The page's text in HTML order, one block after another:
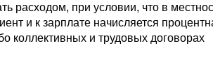
расходом, при условии, что в
и к зарплате начисляется
коллективных и трудовых договорах